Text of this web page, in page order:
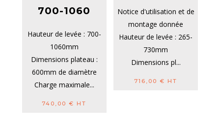
700-1060
Hauteur de levée : 700-
1060mm
Dimensions plateau :
600mm de diamètre
Charge maximale...
740,00€ HT
Notice d'utilisation et de
montage donnée
Hauteur de levée : 265-
730mm
Dimensions pl...
716,00€ HT